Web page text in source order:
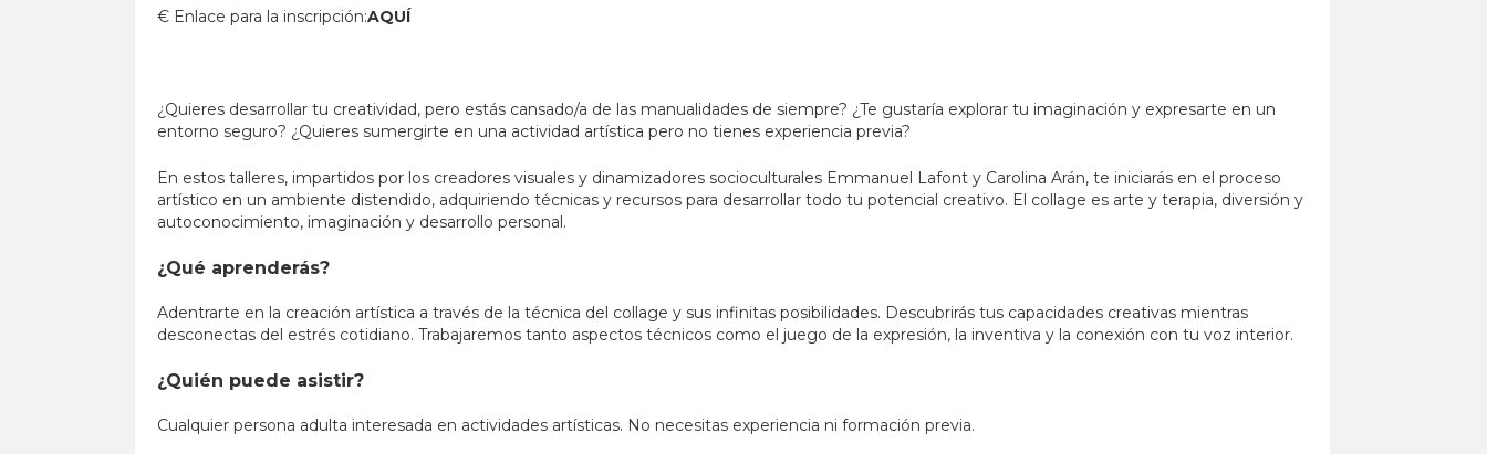
€ Enlace para la inscripción:AQUÍ
¿Quieres desarrollar tu creatividad, pero estás cansado/a de las manualidades de siempre? ¿Te gustaría explorar tu imaginación y expresarte en un
entorno seguro? ¿Quieres sumergirte en una actividad artística pero no tienes experiencia previa?
En estos talleres, impartidos por los creadores visuales y dinamizadores socioculturales Emmanuel Lafont y Carolina Arán, te iniciarás en el proceso
artístico en un ambiente distendido, adquiriendo técnicas y recursos para desarrollar todo tu potencial creativo. El collage es arte y terapia, diversión y
autoconocimiento, imaginación y desarrollo personal.
¿Qué aprenderás?
Adentrarte en la creación artística a través de la técnica del collage y sus infinitas posibilidades. Descubrirás tus capacidades creativas mientras
desconectas del estrés cotidiano. Trabajaremos tanto aspectos técnicos como el juego de la expresión, la inventiva y la conexión con tu voz interior.
¿Quién puede asistir?
Cualquier persona adulta interesada en actividades artísticas. No necesitas experiencia ni formación previa.